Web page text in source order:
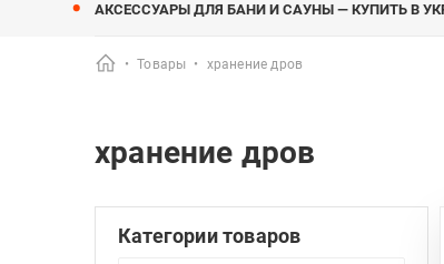
АКСЕССУАРЫ ДЛЯ БАНИ И САУНЫ — КУПИТЬ В
• Товары • хранение дров
хранение дров
Категории товаров